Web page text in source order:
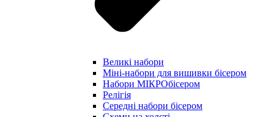
Великі набори
Міні-набори для вишивки бісером
Набори МІКРОбісером
Релігія
Середні набори бісером